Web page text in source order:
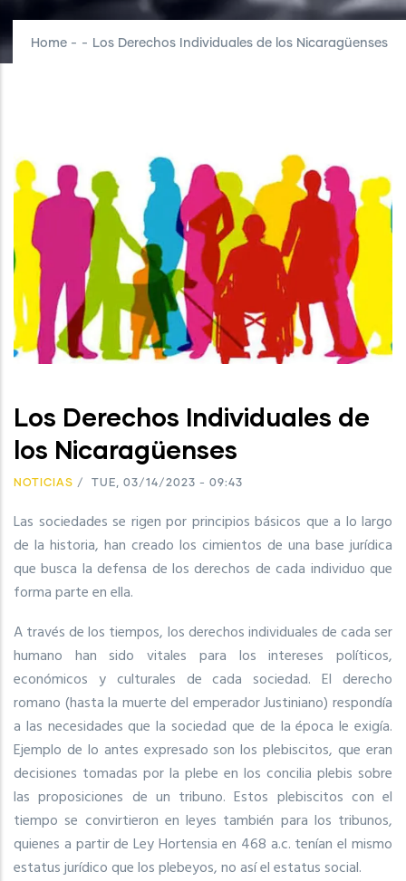
Home - - Los Derechos Individuales de los Nicaragüenses
Los Derechos Individuales de
los Nicaragüenses
NOTICIAS / TUE, 03/14/2023 - 09:43
Las sociedades se rigen por principios básicos que a lo largo
de la historia, han creado los cimientos de una base jurídica
que busca la defensa de los derechos de cada individuo que
forma parte en ella.
A través de los tiempos, los derechos individuales de cada ser
humano han sido vitales para los intereses políticos,
económicos y culturales de cada sociedad. El derecho
romano (hasta la muerte del emperador Justiniano) respondía
a las necesidades que la sociedad que de la época le exigía.
Ejemplo de lo antes expresado son los plebiscitos, que eran
decisiones tomadas por la plebe en los concilia plebis sobre
las proposiciones de un tribuno. Estos plebiscitos con el
tiempo se convirtieron en leyes también para los tribunos,
quienes a partir de Ley Hortensia en 468 a.c. tenían el mismo
estatus jurídico que los plebeyos, no así el estatus social.